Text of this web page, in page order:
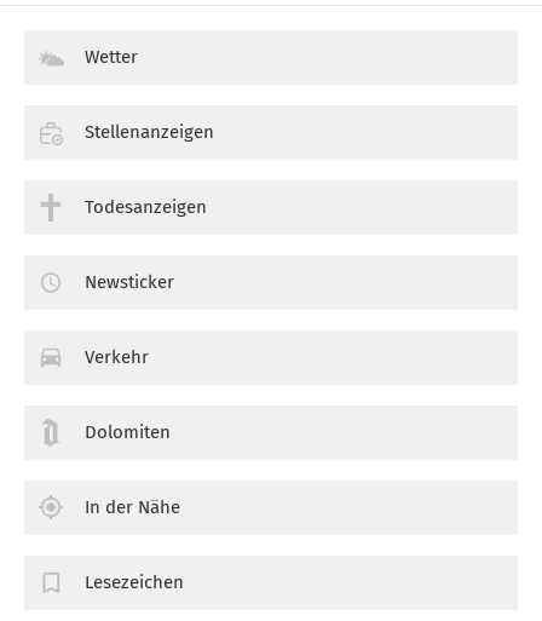
Wetter
Stellenanzeigen
Todesanzeigen
Newsticker
Verkehr
Dolomiten
In der Nähe
Lesezeichen